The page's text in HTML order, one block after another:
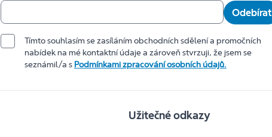
Odebírat
Tímto souhlasím se zasíláním obchodních sdělení a promočních
nabídek na mé kontaktní údaje a zároveň stvrzuji, že jsem se
seznámil/a s Podmínkami zpracování osobních údajů.
Užitečné odkazy